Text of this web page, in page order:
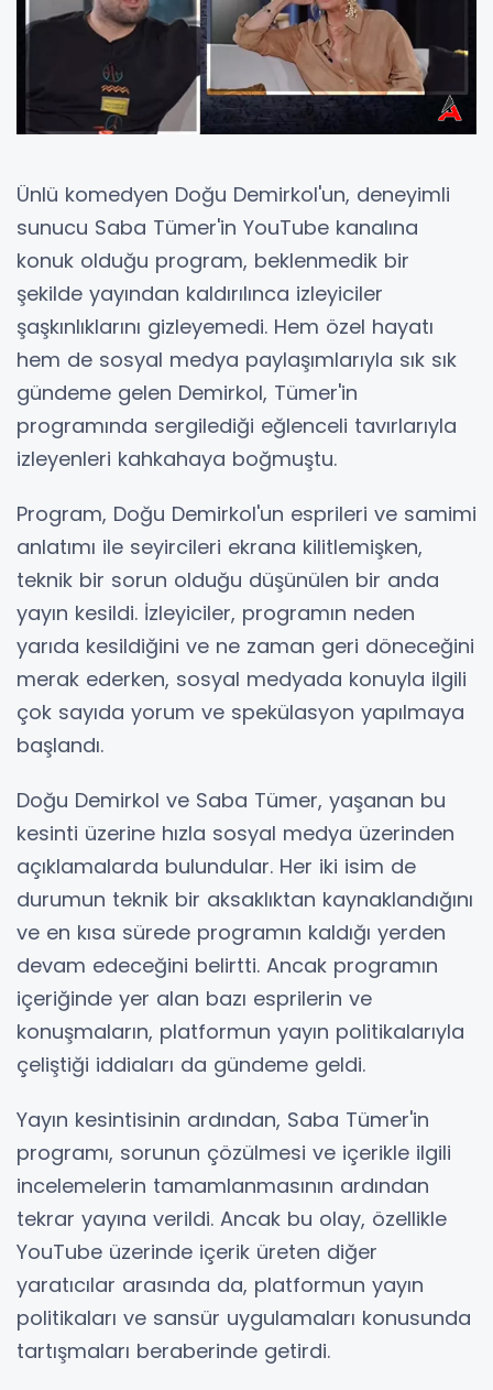
Ünlü komedyen Doğu Demirkol'un, deneyimli
sunucu Saba Tümer'in YouTube kanalına
konuk olduğu program, beklenmedik bir
şekilde yayından kaldırılınca izleyiciler
şaşkınlıklarını gizleyemedi. Hem özel hayatı
hem de sosyal medya paylaşımlarıyla sık sık
gündeme gelen Demirkol, Tümer'in
programında sergilediği eğlenceli tavırlarıyla
izleyenleri kahkahaya boğmuştu.
Program, Doğu Demirkol'un esprileri ve samimi
anlatımı ile seyircileri ekrana kilitlemişken,
teknik bir sorun olduğu düşünülen bir anda
yayın kesildi. İzleyiciler, programın neden
yarıda kesildiğini ve ne zaman geri döneceğini
merak ederken, sosyal medyada konuyla ilgili
çok sayıda yorum ve spekülasyon yapılmaya
başlandı.
Doğu Demirkol ve Saba Tümer, yaşanan bu
kesinti üzerine hızla sosyal medya üzerinden
açıklamalarda bulundular. Her iki isim de
durumun teknik bir aksaklıktan kaynaklandığını
ve en kısa sürede programın kaldığı yerden
devam edeceğini belirtti. Ancak programın
içeriğinde yer alan bazı esprilerin ve
konuşmaların, platformun yayın politikalarıyla
çeliştiği iddiaları da gündeme geldi.
Yayın kesintisinin ardından, Saba Tümer'in
programı, sorunun çözülmesi ve içerikle ilgili
incelemelerin tamamlanmasının ardından
tekrar yayına verildi. Ancak bu olay, özellikle
YouTube üzerinde içerik üreten diğer
yaratıcılar arasında da, platformun yayın
politikaları ve sansür uygulamaları konusunda
tartışmaları beraberinde getirdi.